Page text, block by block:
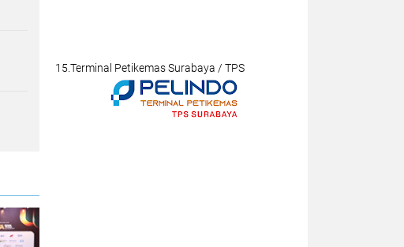
15.Terminal Petikemas Surabaya / TPS